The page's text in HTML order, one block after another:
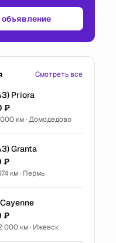
Смотреть все
Priora
₽
000 км · Домодедово
Granta
₽
км · Пермь
₽
000 км · Ижевск